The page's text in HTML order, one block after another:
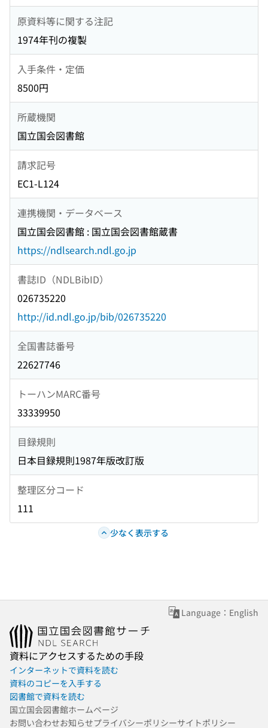
原資料等に関する注記
1974年刊の複製
入手条件・定価
8500円
所蔵機関
国立国会図書館
請求記号
EC1-L124
連携機関・データベース
国立国会図書館 : 国立国会図書館蔵書
https://ndlsearch.ndl.go.jp
書誌ID（NDLBibID）
026735220
http://id.ndl.go.jp/bib/026735220
全国書誌番号
22627746
トーハンMARC番号
33339950
目録規則
日本目録規則1987年版改訂版
整理区分コード
111
少なく表示する
Language：English
資料にアクセスするための手段
インターネットで資料を読む
資料のコピーを入手する
図書館で資料を読む
国立国会図書館ホームページ
お問い合わせお知らせプライバシーポリシーサイトポリシー